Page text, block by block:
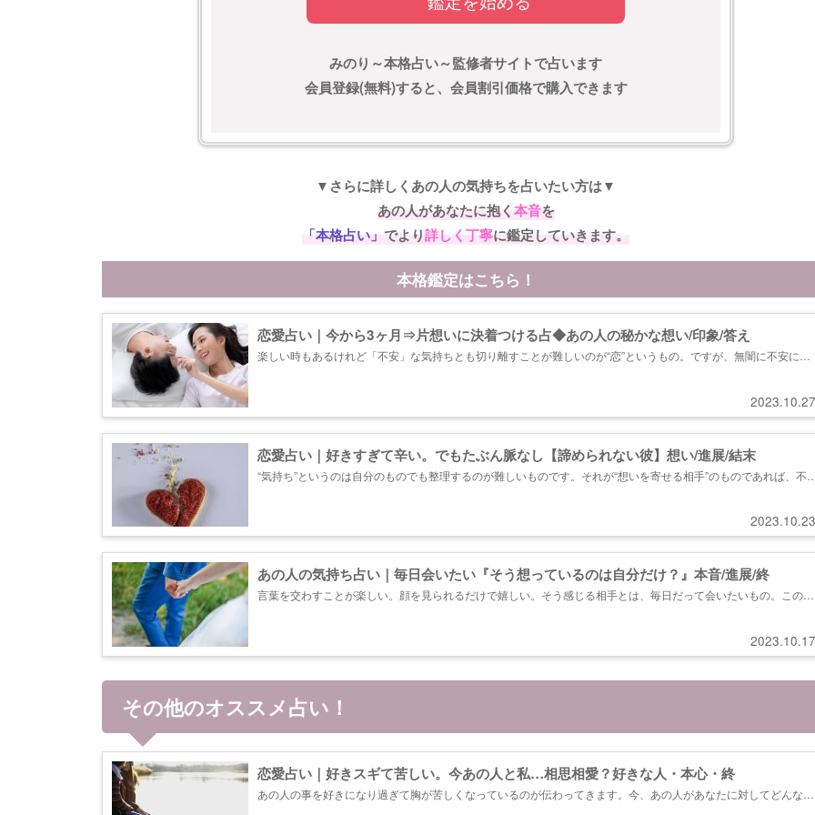
みのり～本格占い～監修者サイトで占います
会員登録(無料)すると、会員割引価格で購入できます
▼さらに詳しくあの人の気持ちを占いたい方は▼
あの人があなたに抱く本音を
「本格占い」 でより詳しく丁寧に鑑定していきます。
本格鑑定はこちら！
恋愛占い｜今から3ヶ月⇒片想いに決着つける占◆あの人の秘かな想い/印象/答え
2023.10.27
楽しい時もあるけれど「不安」な気持ちとも切り離すことが難しいのが“恋”というもの。ですが、無闇に不安にな
恋愛占い｜好きすぎて辛い。でもたぶん脈なし【諦められない彼】想い/進展/結末
2023.10.23
“気持ち”というのは自分のものでも整理するのが難しいものです。それが“想いを寄せる相手”のものであれば、不
あの人の気持ち占い｜毎日会いたい『そう想っているのは自分だけ？』本音/進展/終
2023.10.17
言葉を交わすことが楽しい。顔を見られるだけで嬉しい。そう感じる相手とは、毎日だって会いたいもの。この想
その他のオススメ占い！
恋愛占い｜好きスギて苦しい。今あの人と私…相思相愛？好きな人・本心・終
あの人の事を好きになり過ぎて胸が苦しくなっているのが伝わってきます。今、あの人があなたに対してどんな感